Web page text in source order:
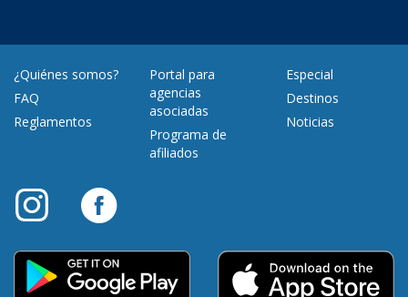
¿Quiénes somos?
FAQ
Reglamentos
Portal para
agencias
asociadas
Programa de
afiliados
Especial
Destinos
Noticias